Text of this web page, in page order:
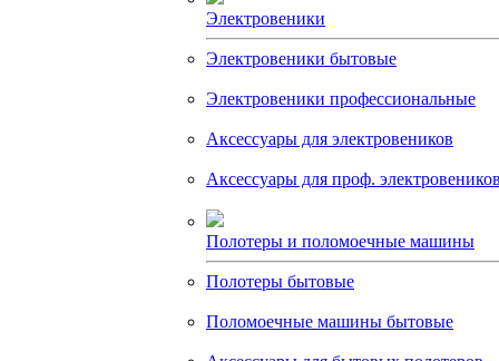
Электровеники
Электровеники бытовые
Электровеники профессиональные
Аксессуары для электровеников
Аксессуары для проф.
Полотеры и поломоечные машины
Полотеры бытовые
Поломоечные машины бытовые